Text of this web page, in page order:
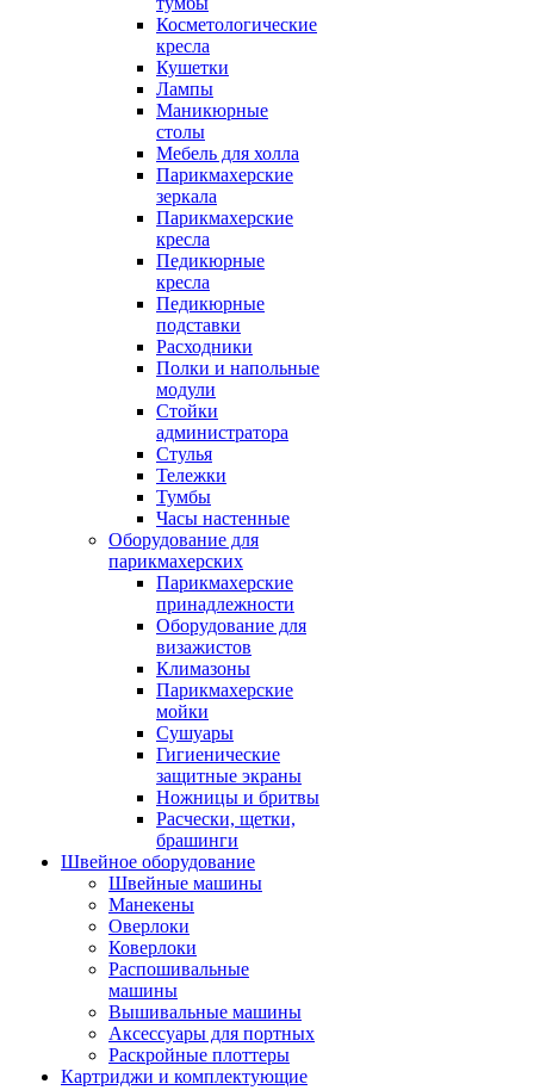
Косметологические
кресла
Кушетки
Лампы
Маникюрные
столы
Мебель для холла
Парикмахерские
зеркала
Парикмахерские
кресла
Педикюрные
кресла
Педикюрные
подставки
Расходники
Полки и напольные
модули
Стойки
администратора
Стулья
Тележки
Тумбы
Часы настенные
Оборудование для
парикмахерских
Парикмахерские
принадлежности
Оборудование для
визажистов
Климазоны
Парикмахерские
мойки
Сушуары
Гигиенические
защитные экраны
Ножницы и бритвы
Расчески, щетки,
брашинги
Швейное оборудование
Швейные машины
Манекены
Оверлоки
Коверлоки
Распошивальные
машины
Вышивальные машины
Аксессуары для портных
Раскройные плоттеры
Картриджи и комплектующие